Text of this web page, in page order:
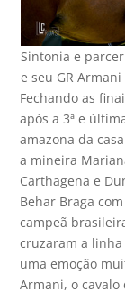
Sintonia e
e seu GR Armani
Fechando as
após a 3ª e
amazona da
a mineira
Carthagena e
Behar Braga
campeã
cruzaram a linha
uma emoção
Armani, o cavalo